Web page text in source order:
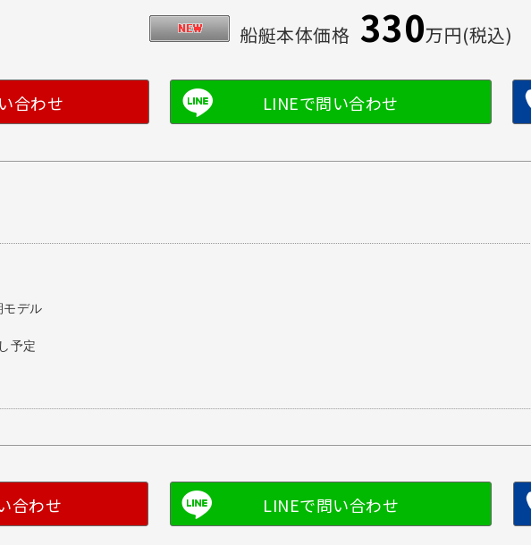
船艇本体価格 330万円(税込)
合わせ
モデル
予定
合わせ